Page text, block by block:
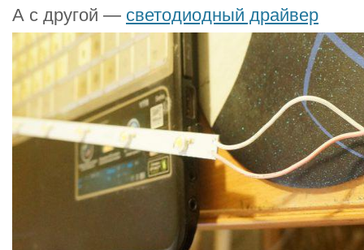
А с другой — светодиодный драйвер